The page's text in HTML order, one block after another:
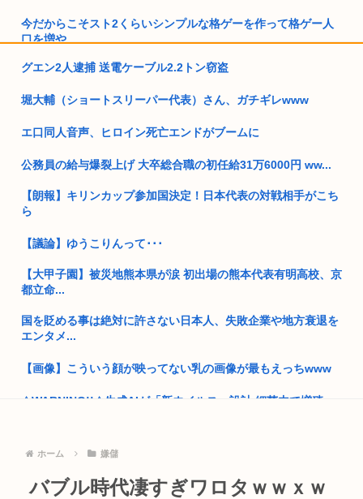
今だからこそスト2くらいシンプルな格ゲーを作って格ゲー人
口を増や...
ジャンポケ斉藤の弁護士「ロケバスには運転手いた。常識的に
むしろ飯...
ジャンポケ斎藤の裁判に全日本人男性の命運が握られている模
高市早苗が全裸でガニ股オ●ニーしてる動画 or 高市早苗が口開
結婚す...
っ！なれ...
され...
4時だから窓から4回安倍晋三連呼した
ただ滅び...
グエン2人逮捕 送電ケーブル2.2トン窃盗
堀大輔（ショートスリーパー代表）さん、ガチギレwww
エ口同人音声、ヒロイン死亡エンドがブームに
公務員の給与爆裂上げ 大卒総合職の初任給31万6000円 ww...
【朗報】キリンカップ参加国決定！日本代表の対戦相手がこち
ら
【議論】ゆうこりんって･･･
【大甲子園】被災地熊本県が涙 初出場の熊本代表有明高校、京
都立命...
国を貶める事は絶対に許さない日本人、失敗企業や地方衰退を
エンタメ...
【画像】こういう顔が映ってない乳の画像が最もえっちwww
⚠WARNING!!⚠生成AIが「新ウイルス」設計 細菌内で増殖...
ンズブー...
ホーム 嫌儲
バブル時代凄すぎワロタｗｗｘｗ